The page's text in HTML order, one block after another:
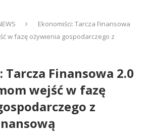
Ekonomiści: Tarcza Finansowa
w fazę ożywienia gospodarczego z
Tarcza Finansowa 2.0
wejść w fazę
z